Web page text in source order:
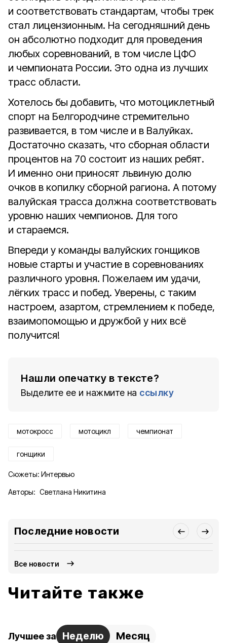
и соответствовать стандартам, чтобы трек
стал лицензионным. На сегодняшний день
он абсолютно подходит для проведения
любых соревнований, в том числе ЦФО
и чемпионата России. Это одна из лучших
трасс области.
Хотелось бы добавить, что мотоциклетный
спорт на Белгородчине стремительно
развивается, в том числе и в Валуйках.
Достаточно сказать, что сборная области
процентов на 70 состоит из наших ребят.
И именно они приносят львиную долю
очков в копилку сборной рагиона. А потому
валуйская трасса должна соответствовать
уровню наших чемпионов. Для того
и стараемся.
Впереди у команды валуйских гонщиков
новые старты и участие в соревнованиях
различного уровня. Пожелаем им удачи,
лёгких трасс и побед. Уверены, с таким
настроем, азартом, стремлением к победе,
взаимопомощью и дружбой у них всё
получится!
Нашли опечатку в тексте?
Выделите ее и нажмите на ссылку
мотокросс мотоцикл чемпионат
гонщики
Сюжеты: Интервью
Авторы: Светлана Никитина
Последние новости
Все новости
Читайте также
Лучшее за Неделю Месяц